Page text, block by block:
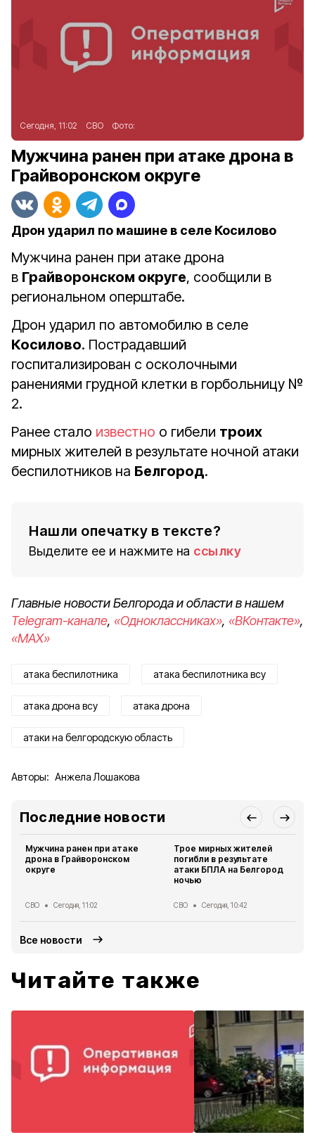
Сегодня, 11:02 СВО Фото:
Мужчина ранен при атаке дрона в
Грайворонском округе
Дрон ударил по машине в селе Косилово
Мужчина ранен при атаке дрона
в Грайворонском округе, сообщили в
региональном оперштабе.
Дрон ударил по автомобилю в селе
Косилово. Пострадавший
госпитализирован с осколочными
ранениями грудной клетки в горбольницу №
2.
Ранее стало известно о гибели троих
мирных жителей в результате ночной атаки
беспилотников на Белгород.
Нашли опечатку в тексте?
Выделите ее и нажмите на ссылку
Главные новости Белгорода и области в нашем
Telegram-канале, «Одноклассниках», «ВКонтакте»,
«MAX»
атака беспилотника атака беспилотника всу
атака дрона всу атака дрона
атаки на белгородскую область
Авторы: Анжела Лошакова
Последние новости
Мужчина ранен при атаке
дрона в Грайворонском
округе
СВО Сегодня, 11:02
Трое мирных жителей
погибли в результате
атаки БПЛА на Белгород
ночью
СВО Сегодня, 10:42
Все новости
Читайте также